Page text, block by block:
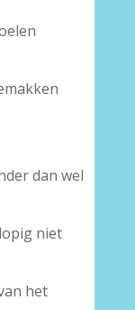
dan wel
niet
het